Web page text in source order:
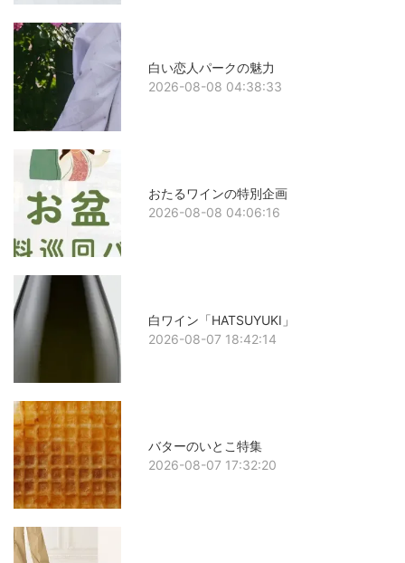
白い恋人パークの魅力
2026-08-08 04:38:33
おたるワインの特別企画
2026-08-08 04:06:16
白ワイン「HATSUYUKI」
2026-08-07 18:42:14
バターのいとこ特集
2026-08-07 17:32:20